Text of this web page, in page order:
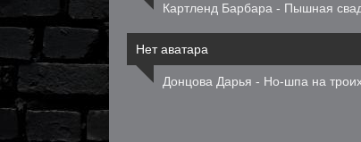
Картленд Барбара - Пышная
Нет аватара
Донцова Дарья - Но-шпа на